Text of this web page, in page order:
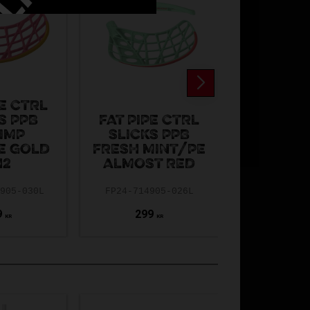
CTRL
PPB
GOLD
KR
FAT PIPE CTRL
SLICKS PPB
FRESH MINT/PE
ALMOST RED
299 KR